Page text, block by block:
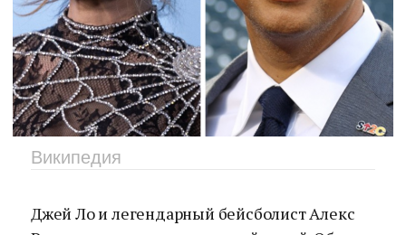
Википедия
Джей Ло и легендарный бейсболист Алекс